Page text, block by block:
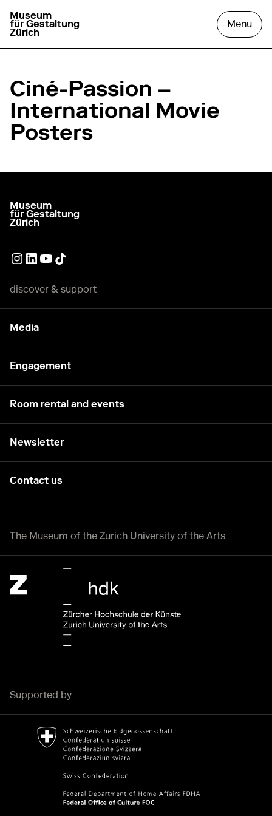
go to homepage
Museum
für Gestaltung
Zürich
Menu
Ciné-Passion –
International Movie
Posters
go to homepage
Museum
für Gestaltung
Zürich
External link
External link
External link
External link
discover & support
Media
Engagement
Room rental and events
Newsletter
Contact us
The Museum of the Zurich University of the Arts
Supported by